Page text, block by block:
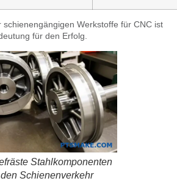
schienengängigen Werkstoffe für CNC ist
für den Erfolg.
Stahlkomponenten
Schienenverkehr